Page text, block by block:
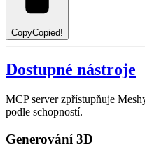
CopyCopied!
Dostupné nástroje
MCP server zpřístupňuje
podle schopností.
Generování 3D